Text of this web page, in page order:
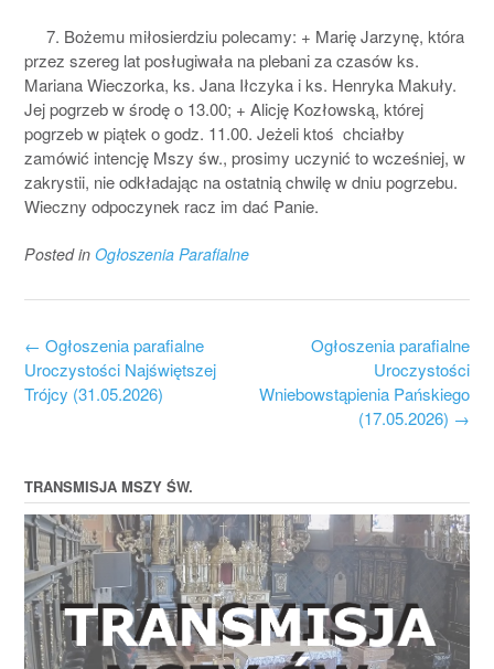
7. Bożemu miłosierdziu polecamy: + Marię Jarzynę, która
przez szereg lat posługiwała na plebani za czasów ks.
Mariana Wieczorka, ks. Jana Iłczyka i ks. Henryka Makuły.
Jej pogrzeb w środę o 13.00; + Alicję Kozłowską, której
pogrzeb w piątek o godz. 11.00. Jeżeli ktoś chciałby
zamówić intencję Mszy św., prosimy uczynić to wcześniej, w
zakrystii, nie odkładając na ostatnią chwilę w dniu pogrzebu.
Wieczny odpoczynek racz im dać Panie.
Posted in Ogłoszenia Parafialne
Post
navigation
Ogłoszenia parafialne
Uroczystości
Wniebowstąpienia Pańskiego
(17.05.2026) →
← Ogłoszenia parafialne
Uroczystości Najświętszej
Trójcy (31.05.2026)
TRANSMISJA MSZY ŚW.